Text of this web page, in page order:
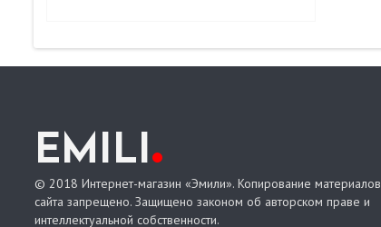
EMILI.
© 2018 Интернет-магазин «Эмили». Копирование материалов
сайта запрещено. Защищено законом об авторском праве и
интеллектуальной собственности.